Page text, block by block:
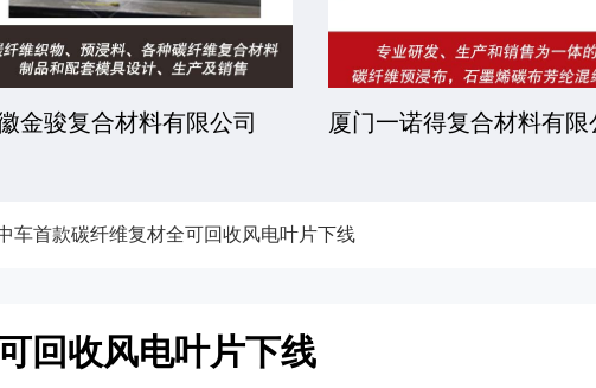
金骏复合材料有限公司 厦门一诺得复合材料有限
车首款碳纤维复材全可回收风电叶片下线
回收风电叶片下线